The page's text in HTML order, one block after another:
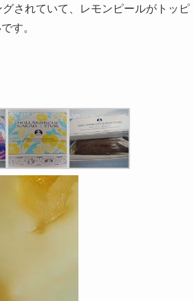
されていて、レモンピールがトッピ
す。